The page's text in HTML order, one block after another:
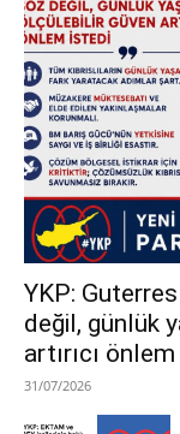
YKP:
değil, günlük
artırıcı
31/07/2026